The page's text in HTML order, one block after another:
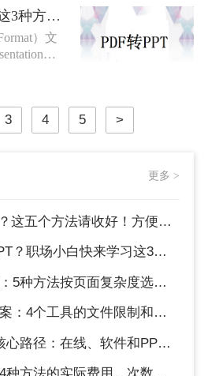
或进行进
换ppt
PDF转换
地完成这
PDF怎么转换成PPT？这3种方法教会你！
）文
）
有着广泛
PDF文件
编辑、修
换成PPT
转换成
3 4 5 >
更多 >
个方法请收好！方便又好用！
场小白快来学习这3种方法！
种方法按页面复杂度选择！
工具的文件限制和输出质量对比！
在线、软件和PPT自带的适用范围！